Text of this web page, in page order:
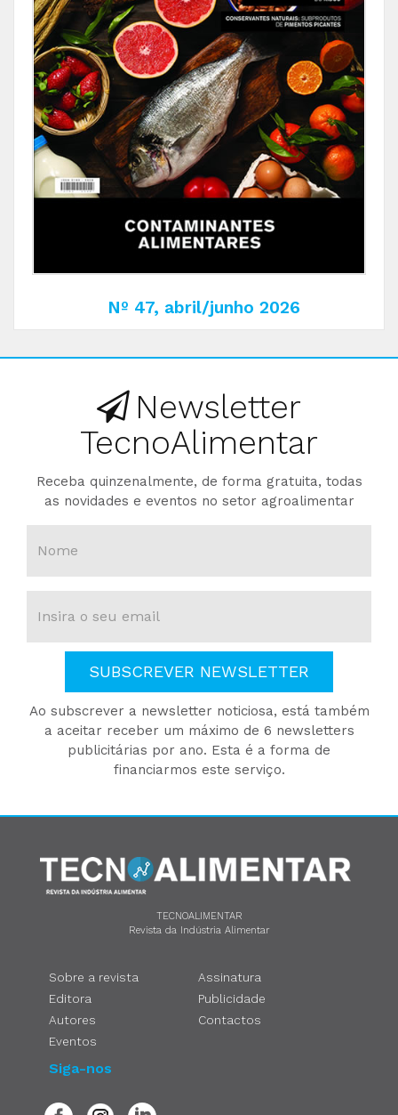
Nº 47, abril/junho 2026
Newsletter
TecnoAlimentar
Receba quinzenalmente, de forma gratuita, todas
as novidades e eventos no setor agroalimentar
SUBSCREVER NEWSLETTER
Ao subscrever a newsletter noticiosa, está também
a aceitar receber um máximo de 6 newsletters
publicitárias por ano. Esta é a forma de
financiarmos este serviço.
TECNOALIMENTAR
Revista da Indústria Alimentar
Sobre a revista
Editora
Autores
Eventos
Assinatura
Publicidade
Contactos
Siga-nos